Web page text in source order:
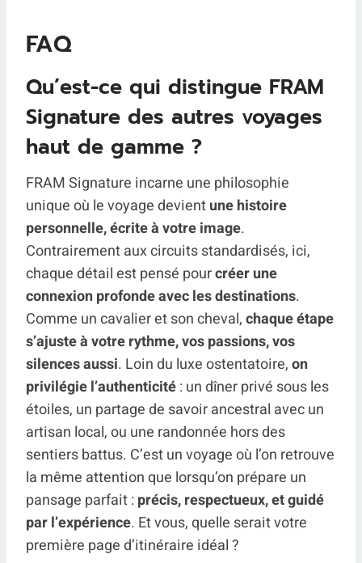
FAQ
Qu’est-ce qui distingue FRAM
Signature des autres voyages
haut de gamme ?
FRAM Signature incarne une philosophie
unique où le voyage devientune histoire
personnelle, écrite à votre image.
Contrairement aux circuits standardisés, ici,
chaque détail est pensé pourcréer une
connexion profonde avec les destinations.
Comme un cavalier et son cheval,chaque étape
s’ajuste à votre rythme, vos passions, vos
silences aussi. Loin du luxe ostentatoire,on
privilégie l’authenticité: un dîner privé sous les
étoiles, un partage de savoir ancestral avec un
artisan local, ou une randonnée hors des
sentiers battus. C’est un voyage où l’on retrouve
la même attention que lorsqu’on prépare un
pansage parfait : précis, respectueux, et guidé
par l’expérience. Et vous, quelle serait votre
première page d’itinéraire idéal ?